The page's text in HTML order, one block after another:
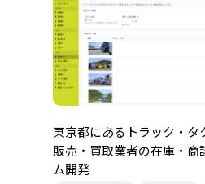
東京都にあるトラック・タ
販売・買取業者の在庫・商
ム開発